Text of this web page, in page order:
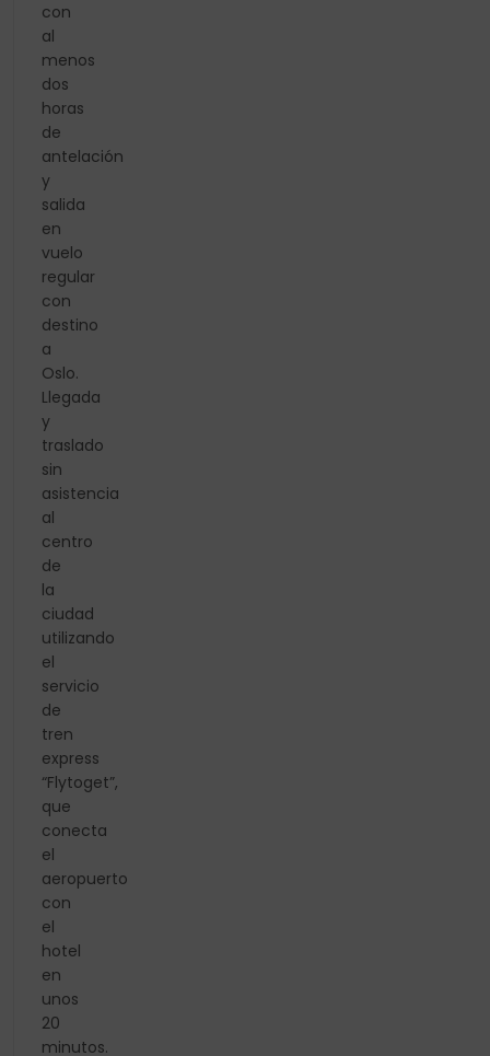
con
al
menos
dos
horas
de
antelación
y
salida
en
vuelo
regular
con
destino
a
Oslo.
Llegada
y
traslado
sin
asistencia
al
centro
de
la
ciudad
utilizando
el
servicio
de
tren
express
“Flytoget”,
que
conecta
el
aeropuerto
con
el
hotel
en
unos
20
minutos.